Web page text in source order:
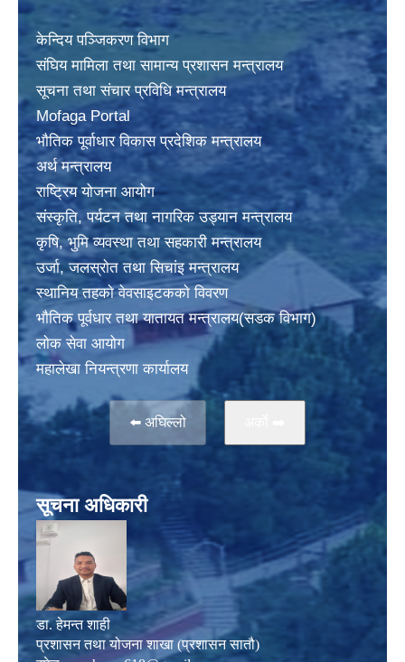
केन्दिय पञ्जिकरण विभाग
संघिय मामिला तथा सामान्य प्रशासन मन्त्रालय
सूचना तथा संचार प्रविधि मन्त्रालय
Mofaga Portal
भाैतिक पूर्वाधार विकास प्रदेशिक मन्त्रालय
अर्थ मन्त्रालय
राष्ट्रिय योजना आयोग
संस्कृति, पर्यटन तथा नागरिक उड्यान मन्त्रालय
कृषि, भुमि व्यवस्था तथा सहकारी मन्त्रालय
उर्जा, जलस्राेत तथा सिचांइ मन्त्रालय
स्थानिय तहकाे वेवसाइटककाे विवरण
भाैतिक पूर्वधार तथा यातायत मन्त्रालय(सडक विभाग)
लाेक सेवा आयोग
महालेखा नियन्त्रणा कार्यालय
⬅️ अघिल्लो
सूचना अधिकारी
डा. हेमन्त शाही
प्रशासन तथा योजना शाखा (प्रशासन सातौ)